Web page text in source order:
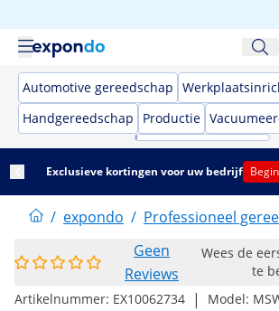
Automotive gereedschap
Handgereedschap
Productie
Exclusieve kortingen voor uw bedrijf
/ expondo / Professioneel
Geen
Reviews
Wees de
te
Artikelnummer: EX10062734 | Model: